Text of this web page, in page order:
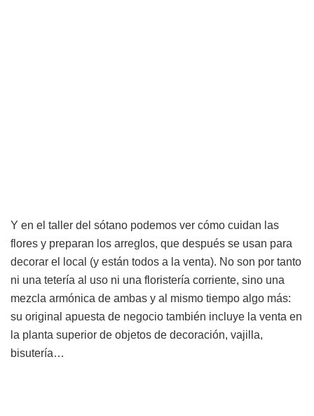
Y en el taller del sótano podemos ver cómo cuidan las
flores y preparan los arreglos, que después se usan para
decorar el local (y están todos a la venta). No son por tanto
ni una tetería al uso ni una floristería corriente, sino una
mezcla armónica de ambas y al mismo tiempo algo más:
su original apuesta de negocio también incluye la venta en
la planta superior de objetos de decoración, vajilla,
bisutería…